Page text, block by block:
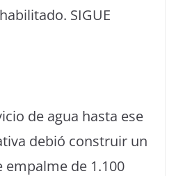
SIGUE
de agua hasta ese
debió construir un
de 1.100